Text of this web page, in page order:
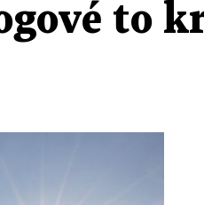
to